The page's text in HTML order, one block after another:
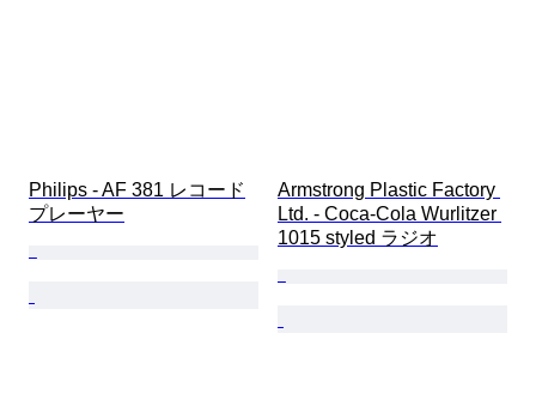
Philips - AF 381 レコード
プレーヤー
Armstrong Plastic Factory
Ltd. - Coca-Cola Wurlitzer
1015 styled ラジオ